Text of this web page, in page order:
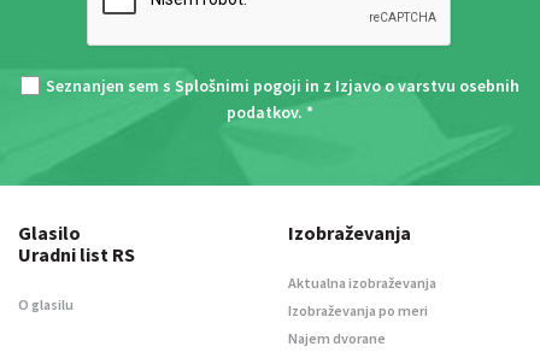
Seznanjen sem s Splošnimi pogoji in z Izjavo o varstvu osebnih
podatkov. *
Glasilo
Uradni list RS
O glasilu
Izobraževanja
Aktualna izobraževanja
Izobraževanja po meri
Najem dvorane